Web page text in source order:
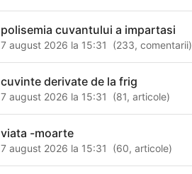
polisemia cuvantului a impartasi
7 august 2026 la 15:31 (233,comentarii)
cuvinte derivate de la frig
7 august 2026 la 15:31 (81,articole)
viata -moarte
7 august 2026 la 15:31 (60,articole)